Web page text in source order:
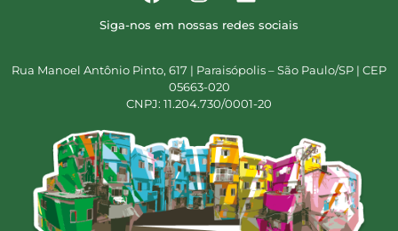
Siga-nos em nossas redes sociais
Rua Manoel Antônio Pinto, 617 | Paraisópolis – São Paulo/SP | CEP
05663-020
CNPJ: 11.204.730/0001-20